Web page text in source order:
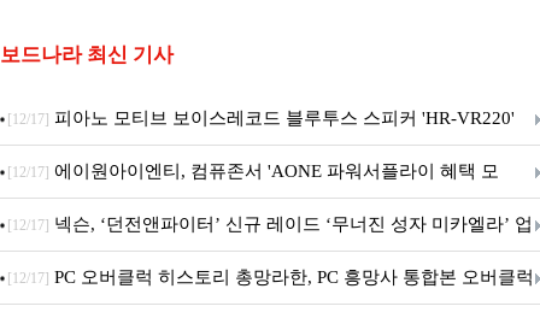
보드나라 최신 기사
[12/17] 피아노 모티브 보이스레코드 블루투스 스피커 'HR-VR220'
출시
[12/17] 에이원아이엔티, 컴퓨존서 'AONE 파워서플라이 혜택 모
음.ZIP' 이벤트 진행
[12/17] 넥슨, ‘던전앤파이터’ 신규 레이드 ‘무너진 성자 미카엘라’ 업
데이트!
[12/17] PC 오버클럭 히스토리 총망라한, PC 흥망사 통합본 오버클럭